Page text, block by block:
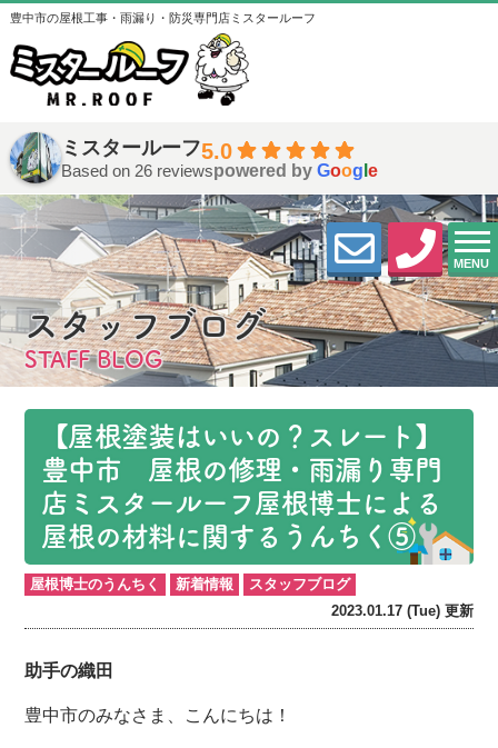
豊中市の屋根工事・雨漏り・防災専門店ミスタールーフ
MENU
ミスタールーフ5.0
Based on 26 reviewspowered by Goog e
スタッフブログ
STAFF BLOG
【屋根塗装はいいの？スレート】
豊中市 屋根の修理・雨漏り専門
店ミスタールーフ屋根博士による
屋根の材料に関するうんちく⑤
屋根博士のうんちく 新着情報
スタッフブログ
2023.01.17 (Tue) 更新
助手の織田
豊中市のみなさま、こんにちは！